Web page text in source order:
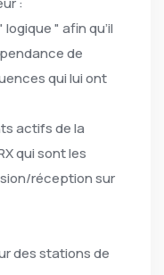
" afin qu’il
de
qui lui ont
actifs de la
qui sont les
réception sur
des stations de